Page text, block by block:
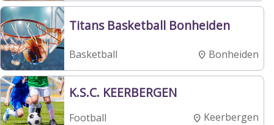
Titans Basketball Bonheiden
Basketball Bonheiden
K.S.C. KEERBERGEN
Football Keerbergen